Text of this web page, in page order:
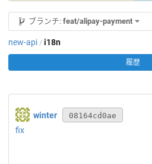
ブランチ: feat/alipay-payment
new-api / i18n
履歴
winter 08164cd0ae
fix